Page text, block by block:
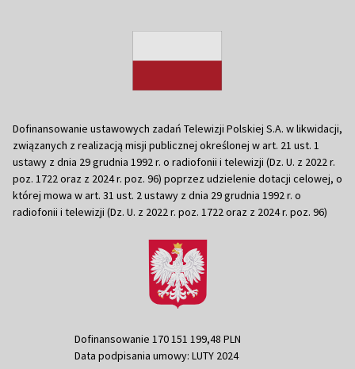
Dofinansowanie ustawowych zadań Telewizji Polskiej S.A. w likwidacji,
związanych z realizacją misji publicznej określonej w art. 21 ust. 1
ustawy z dnia 29 grudnia 1992 r. o radiofonii i telewizji (Dz. U. z 2022 r.
poz. 1722 oraz z 2024 r. poz. 96) poprzez udzielenie dotacji celowej, o
której mowa w art. 31 ust. 2 ustawy z dnia 29 grudnia 1992 r. o
radiofonii i telewizji (Dz. U. z 2022 r. poz. 1722 oraz z 2024 r. poz. 96)
Dofinansowanie 170 151 199,48 PLN
Data podpisania umowy: LUTY 2024